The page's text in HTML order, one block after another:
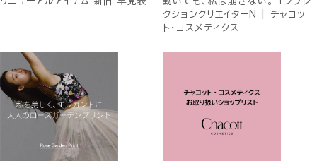
クションクリエイターN | チャコッ
ト・コスメティクス